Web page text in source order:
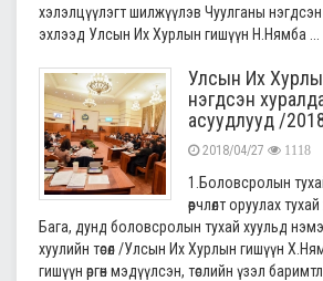
хэлэлцүүлэгт шилжүүлэв Чуулганы
эхлээд Улсын Их Хурлын гишүүн Н.Нямба ...
Улсын Их
нэгдсэн
асуудлууд /
2018/04/27 1118
1.Боловсролын
өөрчлөлт оруулах
Бага, дунд боловсролын тухай хуульд
хуулийн төсөл /Улсын Их Хурлын гишүүн
гишүүн өргөн мэдүүлсэн, төслийн үзэл